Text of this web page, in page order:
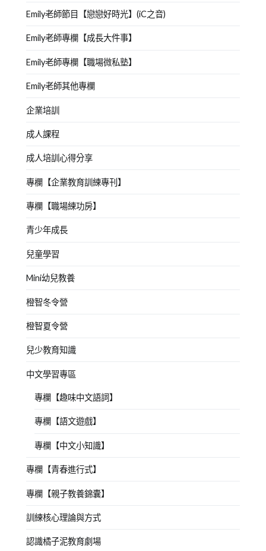
Emily老師節目【戀戀好時光】(iC之音)
Emily老師專欄【成長大件事】
Emily老師專欄【職場微私塾】
Emily老師其他專欄
企業培訓
成人課程
成人培訓心得分享
專欄【企業教育訓練專刊】
專欄【職場練功房】
青少年成長
兒童學習
Mini幼兒教養
橙智冬令營
橙智夏令營
兒少教育知識
中文學習專區
專欄【趣味中文語詞】
專欄【語文遊戲】
專欄【中文小知識】
專欄【青春進行式】
專欄【親子教養錦囊】
訓練核心理論與方式
認識橘子泥教育劇場